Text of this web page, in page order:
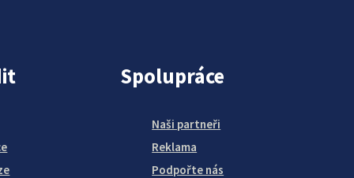
Spolupráce
Naši partneři
Reklama
Podpořte nás